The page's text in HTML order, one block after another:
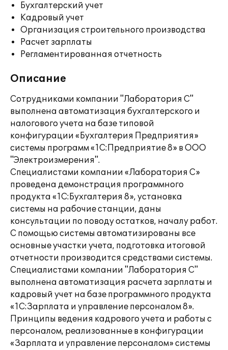
Бухгалтерский учет
Кадровый учет
Организация строительного производства
Расчет зарплаты
Регламентированная отчетность
Описание
Сотрудниками компании "Лаборатория С"
выполнена автоматизация бухгалтерского и
налогового учета на базе типовой
конфигурации «Бухгалтерия Предприятия»
системы программ «1С:Предприятие 8» в ООО
"Электроизмерения".
Специалистами компании «Лаборатория С»
проведена демонстрация программного
продукта «1С:Бухгалтерия 8», установка
системы на рабочие станции, даны
консультации по поводу остатков, началу работ.
С помощью системы автоматизированы все
основные участки учета, подготовка итоговой
отчетности производится средствами системы.
Специалистами компании "Лаборатория С"
выполнена автоматизация расчета зарплаты и
кадровый учет на базе программного продукта
«1С:Зарплата и управление персоналом 8».
Принципы ведения кадрового учета и работы с
персоналом, реализованные в конфигурации
«Зарплата и управление персоналом» системы